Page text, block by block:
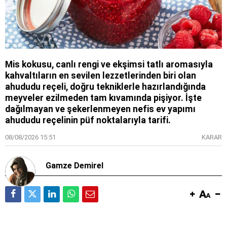
Mis kokusu, canlı rengi ve ekşimsi tatlı aromasıyla
kahvaltıların en sevilen lezzetlerinden biri olan
ahududu reçeli, doğru tekniklerle hazırlandığında
meyveler ezilmeden tam kıvamında pişiyor. İşte
dağılmayan ve şekerlenmeyen nefis ev yapımı
ahududu reçelinin püf noktalarıyla tarifi.
08/08/2026 15:51 KARAR
Gamze Demirel